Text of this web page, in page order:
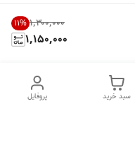
۱٬۳۰۰٬۰۰۰ 11%
1,150,000
پروفایل سبد خرید